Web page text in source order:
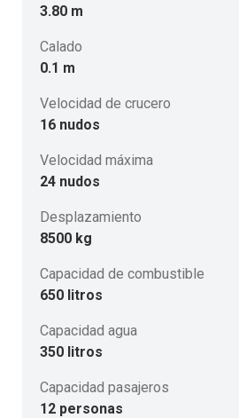
3.80 m
Calado
0.1 m
Velocidad de crucero
16 nudos
Velocidad máxima
24 nudos
Desplazamiento
8500 kg
Capacidad de combustible
650 litros
Capacidad agua
350 litros
Capacidad pasajeros
12 personas